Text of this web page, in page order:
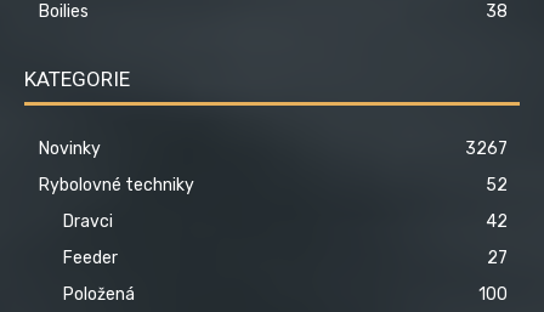
Boilies
38
KATEGORIE
Novinky
3267
Rybolovné techniky
52
Dravci
42
Feeder
27
Položená
100